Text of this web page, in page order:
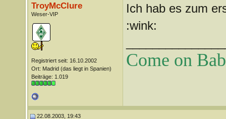
TroyMcClure
Weser-VIP
Registriert seit: 16.10.2002
Ort: Madrid (das liegt in Spanien)
Beiträge: 1.019
Ich hab es zum
:wink:
Come on
22.08.2003, 19:43